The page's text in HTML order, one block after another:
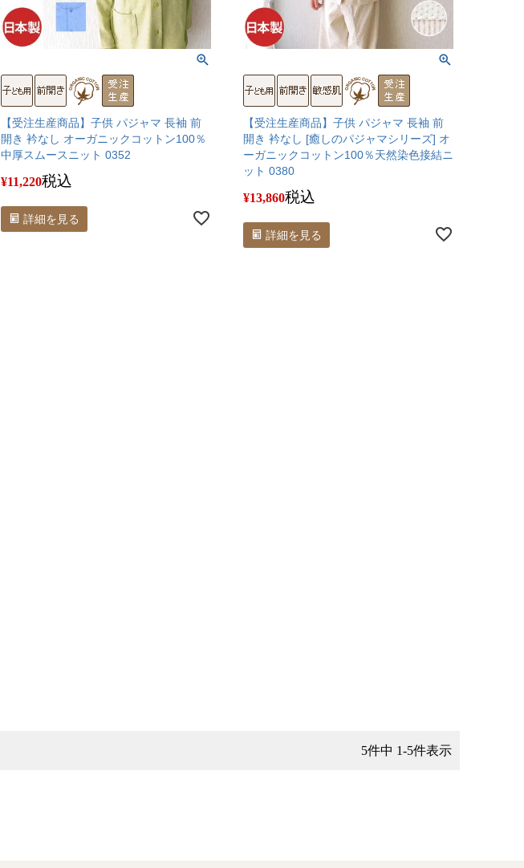
【受注生産商品】子供 パジャマ 長袖 前
開き 衿なし オーガニックコットン100％
中厚スムースニット 0352
¥11,220税込
詳細を見る
【受注生産商品】子供 パジャマ 長袖 前
開き 衿なし [癒しのパジャマシリーズ] オ
ーガニックコットン100％天然染色接結ニ
ット 0380
¥13,860税込
詳細を見る
5件中 1-5件表示